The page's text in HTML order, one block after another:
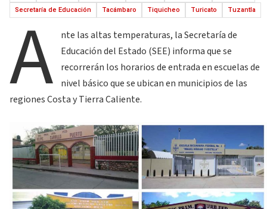
Secretaría de Educación
Tacámbaro Tiquicheo Turicato Tuzantla
A
nte las altas temperaturas, la Secretaría de
Educación del Estado (SEE) informa que se
recorrerán los horarios de entrada en escuelas de
nivel básico que se ubican en municipios de las
regiones Costa y Tierra Caliente.